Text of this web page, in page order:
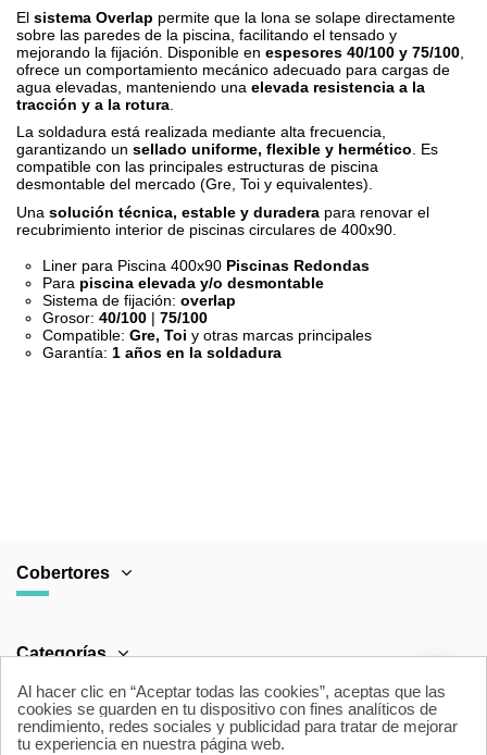
El sistema Overlap permite que la lona se solape directamente
sobre las paredes de la piscina, facilitando el tensado y
mejorando la fijación. Disponible en espesores 40/100 y 75/100
ofrece un comportamiento mecánico adecuado para cargas de
agua elevadas, manteniendo una elevada resistencia a la
tracción y a la rotura
La soldadura está realizada mediante alta frecuencia,
garantizando un sellado uniforme, flexible y hermético. Es
compatible con las principales estructuras de piscina
desmontable del mercado (Gre, Toi y equivalentes).
Una solución técnica, estable y duradera para renovar el
recubrimiento interior de piscinas circulares de 400x90.
Liner para Piscina 400x90 Piscinas Redondas
Para piscina elevada y/o desmontable
Sistema de fijación: overlap
Grosor: 40/100 | 75/100
Compatible: Gre, Toi y otras marcas principales
Garantía: 1 años en la soldadura
PAÍS DE ORIGEN
COLORES
CORTE
Corte digital para precisión
dimensional
TRATAMIENTO Anti-fúngico, Anti-rayos UV
Cobertores
Categorías
Área Legal
Al hacer clic en “Aceptar todas las cookies”, aceptas que las
cookies se guarden en tu dispositivo con fines analíticos de
rendimiento, redes sociales y publicidad para tratar de mejorar
tu experiencia en nuestra página web.